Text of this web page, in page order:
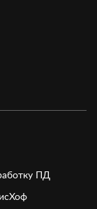
ПД